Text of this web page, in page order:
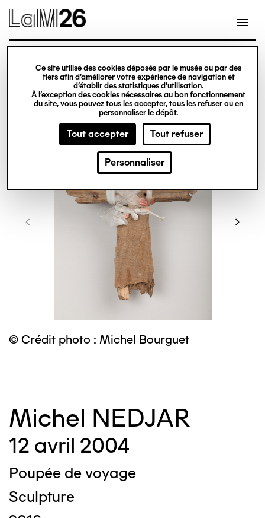
Gestion des cookies
Ce site utilise des cookies déposés par le musée ou par des
tiers afin d’améliorer votre expérience de navigation et
d’établir des statistiques d’utilisation.
À l’exception des cookies nécessaires au bon fonctionnement
du site, vous pouvez tous les accepter, tous les refuser ou en
personnaliser le dépôt.
Tout accepter Tout refuser
Personnaliser
contenu
© Crédit photo : Michel Bourguet
Michel NEDJAR
12 avril 2004
Poupée de voyage
Sculpture